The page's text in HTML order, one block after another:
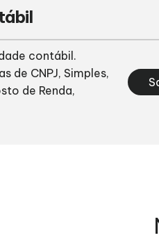
contábil.
de CNPJ, Simples,
de Renda,